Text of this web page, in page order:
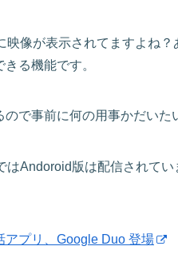
映像が表示されてますよね
る機能です。
で事前に何の用事かだいた
Andoroid版は配信されてい
アプリ、Google Duo 登場